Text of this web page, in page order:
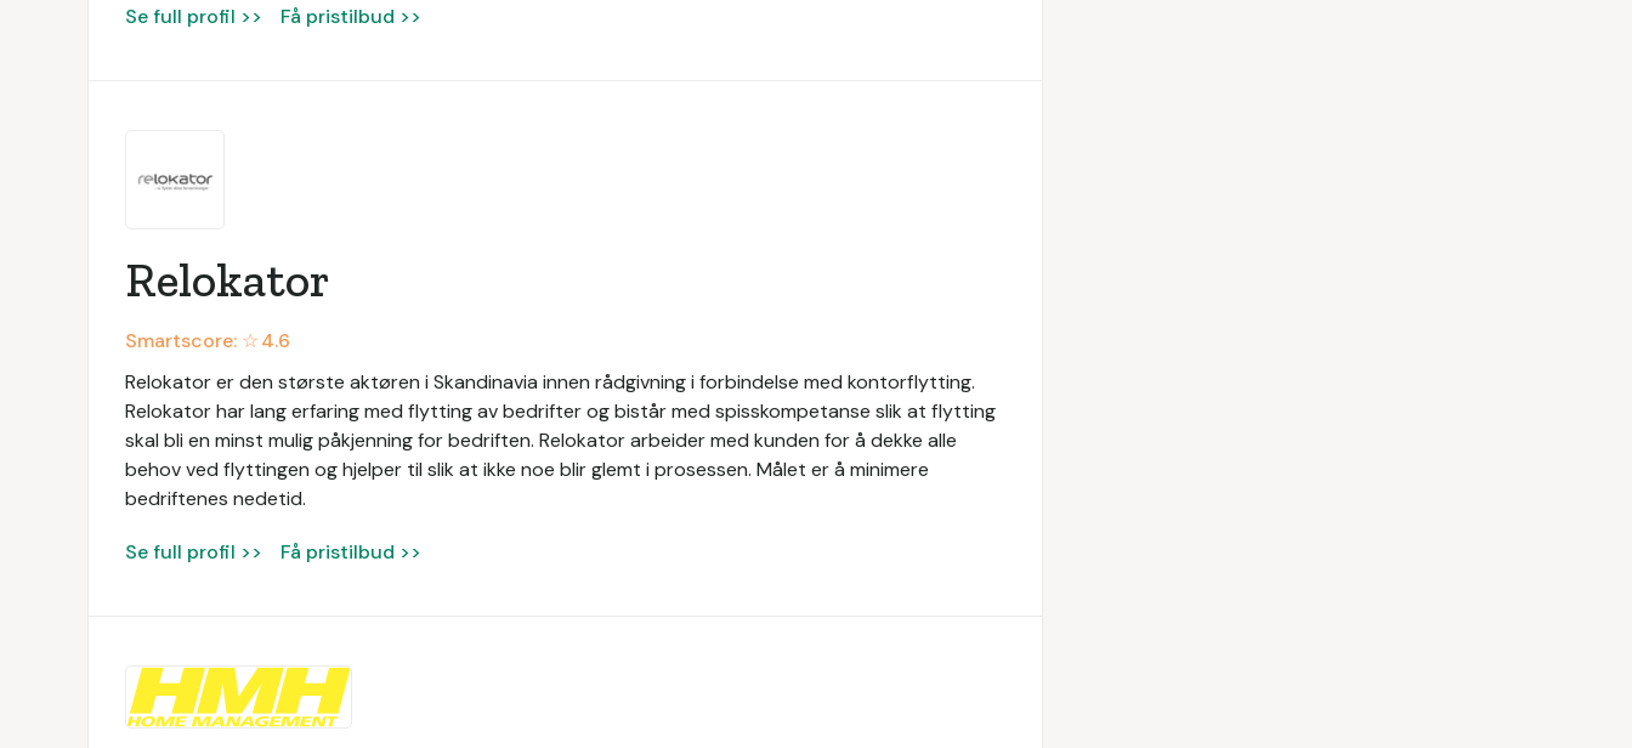
Se full profil >> Få pristilbud >>
Relokator
Smartscore: ☆4.6
Relokator er den største aktøren i Skandinavia innen rådgivning i forbindelse med kontorflytting.
Relokator har lang erfaring med flytting av bedrifter og bistår med spisskompetanse slik at flytting
skal bli en minst mulig påkjenning for bedriften. Relokator arbeider med kunden for å dekke alle
behov ved flyttingen og hjelper til slik at ikke noe blir glemt i prosessen. Målet er å minimere
bedriftenes nedetid.
Se full profil >> Få pristilbud >>